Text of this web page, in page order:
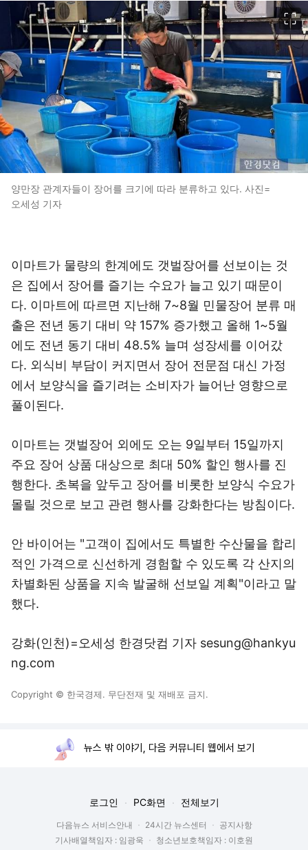
양만장 관계자들이 장어를 크기에 따라 분류하고 있다. 사진=
오세성 기자
이마트가 물량의 한계에도 갯벌장어를 선보이는 것
은 집에서 장어를 즐기는 수요가 늘고 있기 때문이
다. 이마트에 따르면 지난해 7~8월 민물장어 분류 매
출은 전년 동기 대비 약 157% 증가했고 올해 1~5월
에도 전년 동기 대비 48.5% 늘며 성장세를 이어갔
다. 외식비 부담이 커지면서 장어 전문점 대신 가정
에서 보양식을 즐기려는 소비자가 늘어난 영향으로
풀이된다.
이마트는 갯벌장어 외에도 오는 9일부터 15일까지
주요 장어 상품 대상으로 최대 50% 할인 행사를 진
행한다. 초복을 앞두고 장어를 비롯한 보양식 수요가
몰릴 것으로 보고 관련 행사를 강화한다는 방침이다.
안 바이어는 "고객이 집에서도 특별한 수산물을 합리
적인 가격으로 신선하게 경험할 수 있도록 각 산지의
차별화된 상품을 지속 발굴해 선보일 계획"이라고 말
했다.
강화(인천)=오세성 한경닷컴 기자 sesung@hankyu
ng.com
Copyright © 한국경제. 무단전재 및 재배포 금지.
뉴스 밖 이야기, 다음 커뮤니티 웹에서 보기
로그인 PC화면 전체보기
다음뉴스 서비스안내 24시간 뉴스센터
공지사항
기사배열책임자 : 임광욱
청소년보호책임자 : 이호원